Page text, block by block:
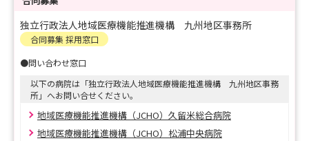
独立行政法人地域医療機能推進機構 九州地区事務所
合同募集 採用窓口
●問い合わせ窓口
以下の病院は「独立行政法人地域医療機能推進機構 九州地区事務
所」へお問い合せください。
地域医療機能推進機構（JCHO）久留米総合病院
地域医療機能推進機構（JCHO）松浦中央病院